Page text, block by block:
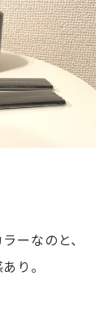
ーなのと、
り。